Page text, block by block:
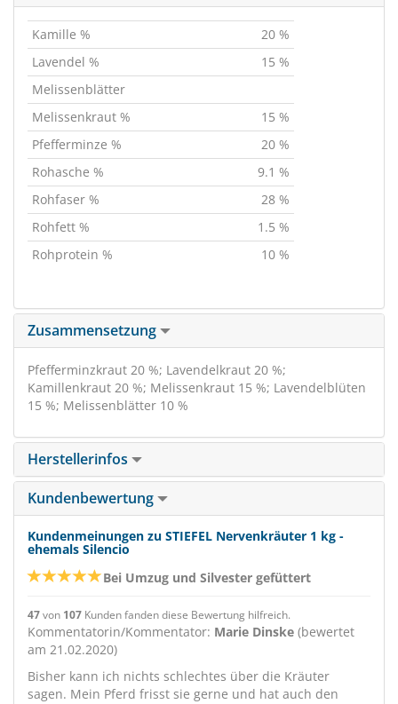
Kamille %
20 %
Lavendel %
15 %
Melissenblätter
Melissenkraut %
15 %
Pfefferminze %
20 %
Rohasche %
9.1 %
Rohfaser %
28 %
Rohfett %
1.5 %
Rohprotein %
10 %
Zusammensetzung
Pfefferminzkraut 20 %; Lavendelkraut 20 %;
Kamillenkraut 20 %; Melissenkraut 15 %; Lavendelblüten
15 %; Melissenblätter 10 %
Herstellerinfos
Kundenbewertung
Kundenmeinungen zu STIEFEL Nervenkräuter 1 kg -
ehemals Silencio
Bei Umzug und Silvester gefüttert
47von 107 Kunden fanden diese Bewertung hilfreich.
Kommentatorin/Kommentator: Marie Dinske (bewertet
am 21.02.2020)
Bisher kann ich nichts schlechtes über die Kräuter
sagen. Mein Pferd frisst sie gerne und hat auch den